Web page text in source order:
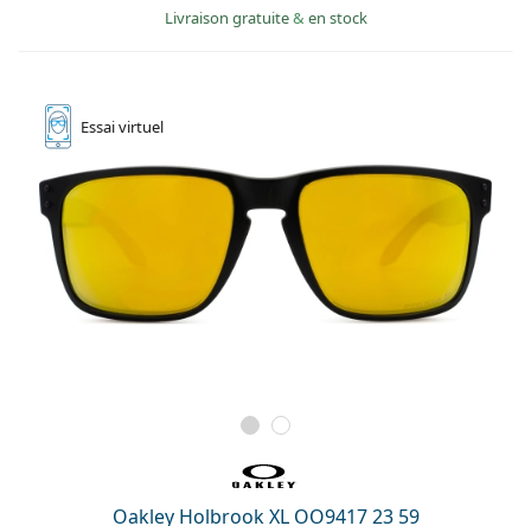
Livraison gratuite& en stock
Essaivirtuel
Oakley Holbrook XL OO9417 23 59